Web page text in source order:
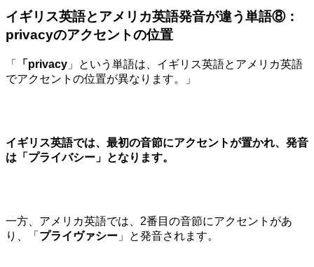
イギリス英語とアメリカ英語発音が違う単語⑧：
privacyのアクセントの位置
「 「privacy 」という単語は、イギリス英語とアメリカ英語
でアクセントの位置が異なります。」
イギリス英語では、最初の音節にアクセントが置かれ、発音
は「 プライバシー 」となります。
一方、アメリカ英語では、2番目の音節にアクセントがあ
り、「 プライヴァシー 」と発音されます。